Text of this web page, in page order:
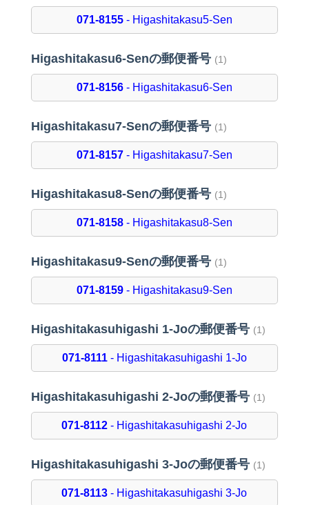
071-8155- Higashitakasu5-Sen
Higashitakasu6-Senの郵便番号 (1)
071-8156- Higashitakasu6-Sen
Higashitakasu7-Senの郵便番号 (1)
071-8157- Higashitakasu7-Sen
Higashitakasu8-Senの郵便番号 (1)
071-8158- Higashitakasu8-Sen
Higashitakasu9-Senの郵便番号 (1)
071-8159- Higashitakasu9-Sen
Higashitakasuhigashi 1-Joの郵便番号 (1)
071-8111- Higashitakasuhigashi 1-Jo
Higashitakasuhigashi 2-Joの郵便番号 (1)
071-8112 - Higashitakasuhigashi 2-Jo
Higashitakasuhigashi 3-Joの郵便番号 (1)
071-8113 - Higashitakasuhigashi 3-Jo